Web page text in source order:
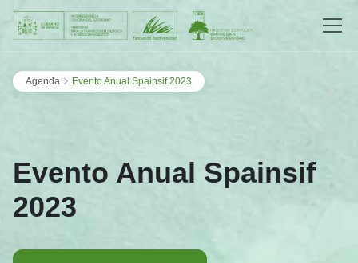
Saltar al contenido
Agenda › Evento Anual Spainsif 2023
Evento Anual Spainsif
2023